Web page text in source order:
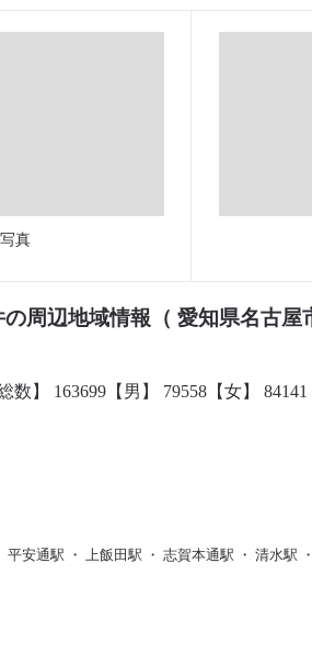
真
の周辺地域情報（ 愛知県名古屋
数】 163699【男】 79558【女】 84141
平安通駅 ・ 上飯田駅 ・ 志賀本通駅 ・ 清水駅